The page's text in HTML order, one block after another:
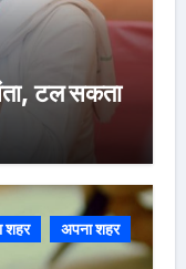
टल सकता
शहर
अपना शहर